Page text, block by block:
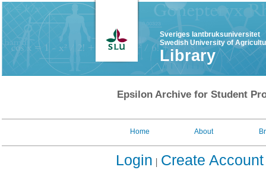
Sveriges lantbruksuniversitet
Swedish University of
Library
Epsilon Archive for Student
Home About
Login Create Account